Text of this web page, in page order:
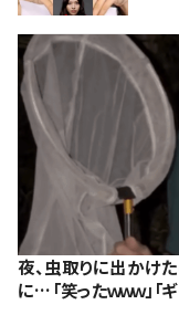
夜、虫取りに出かけ
に…「笑ったｗｗｗ」「